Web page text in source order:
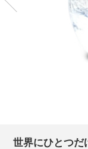
世界にひとつだ